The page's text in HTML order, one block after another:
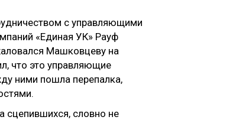
с управляющими
«Единая УК» Рауф
Машковцеву на
что это управляющие
ними пошла перепалка,
словно не